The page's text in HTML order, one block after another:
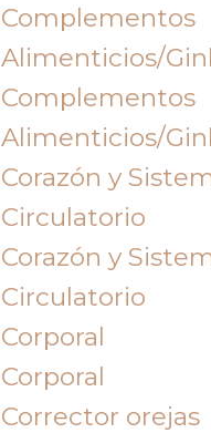
Complementos
Alimenticios/
Complementos
Alimenticios/
Corazón y
Circulatorio
Corazón y
Circulatorio
Corporal
Corporal
Corrector orejas